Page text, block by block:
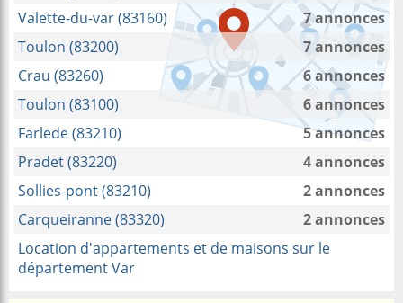
Valette-du-var (83160)
7 annonces
Toulon (83200)
7 annonces
Crau (83260)
6 annonces
Toulon (83100)
6 annonces
Farlede (83210)
5 annonces
Pradet (83220)
4 annonces
Sollies-pont (83210)
2 annonces
Carqueiranne (83320)
2 annonces
Location d'appartements et de maisons sur le
département Var